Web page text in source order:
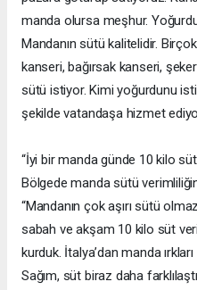
manda olursa meşhur.
Mandanın sütü kalitelidir.
kanseri, bağırsak kanseri,
sütü istiyor. Kimi yoğurdunu
şekilde vatandaşa hizmet
“İyi bir manda günde 10 kilo
Bölgede manda sütü
“Mandanın çok aşırı sütü
sabah ve akşam 10 kilo süt
kurduk. İtalya’dan manda
Sağım, süt biraz daha